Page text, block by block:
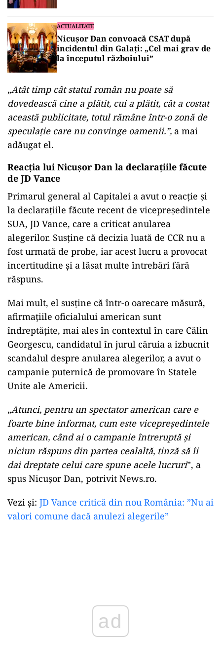
ACTUALITATE
Nicușor Dan convoacă CSAT după
incidentul din Galați: „Cel mai grav de
la începutul războiului”
„Atât timp cât statul român nu poate să
dovedească cine a plătit, cui a plătit, cât a costat
această publicitate, totul rămâne într-o zonă de
speculație care nu convinge oamenii.”, a mai
adăugat el.
Reacția lui Nicușor Dan la declarațiile făcute
de JD Vance
Primarul general al Capitalei a avut o reacție și
la declarațiile făcute recent de vicepreședintele
SUA, JD Vance, care a criticat anularea
alegerilor. Susține că decizia luată de CCR nu a
fost urmată de probe, iar acest lucru a provocat
incertitudine și a lăsat multe întrebări fără
răspuns.
Mai mult, el susține că într-o oarecare măsură,
afirmațiile oficialului american sunt
îndreptățite, mai ales în contextul în care Călin
Georgescu, candidatul în jurul căruia a izbucnit
scandalul despre anularea alegerilor, a avut o
campanie puternică de promovare în Statele
Unite ale Americii.
„Atunci, pentru un spectator american care e
foarte bine informat, cum este vicepreşedintele
american, când ai o campanie întreruptă şi
niciun răspuns din partea cealaltă, tinză să îi
dai dreptate celui care spune acele lucruri”, a
spus Nicuşor Dan, potrivit News.ro.
Vezi și: JD Vance critică din nou România: ”Nu ai
valori comune dacă anulezi alegerile”
ad